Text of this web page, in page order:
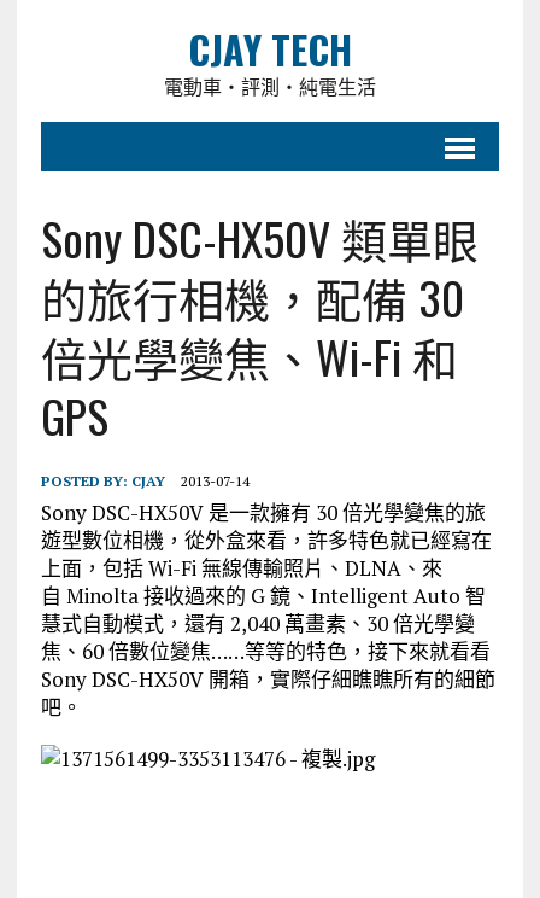
CJAY TECH
電動車・評測・純電生活
Sony DSC-HX50V 類單眼
的旅行相機，配備 30
倍光學變焦、Wi-Fi 和
GPS
POSTED BY: CJAY 2013-07-14
Sony DSC-HX50V 是一款擁有 30 倍光學變焦的旅
遊型數位相機，從外盒來看，許多特色就已經寫在
上面，包括 Wi-Fi 無線傳輸照片、DLNA、來
自 Minolta 接收過來的 G 鏡、Intelligent Auto 智
慧式自動模式，還有 2,040 萬畫素、30 倍光學變
焦、60 倍數位變焦……等等的特色，接下來就看看
Sony DSC-HX50V 開箱，實際仔細瞧瞧所有的細節
吧。